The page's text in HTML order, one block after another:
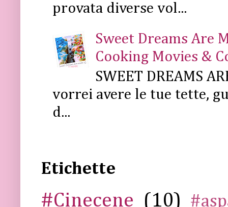
provata diverse vol...
Sweet Dreams Are
Cooking Movies &
SWEET DREAMS
vorrei avere le tue tette,
d...
Etichette
#Cinecene (10)